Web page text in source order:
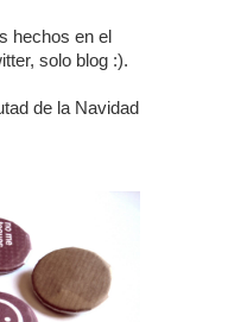
hechos en el
solo blog :).
de la Navidad